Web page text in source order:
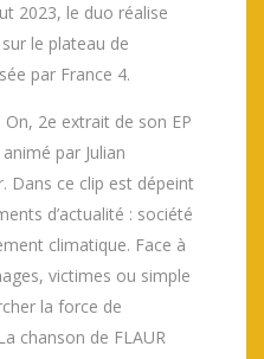
2023, le duo réalise
le plateau de
par France 4.
2e extrait de son EP
par Julian
Dans ce clip est dépeint
d’actualité : société
climatique. Face à
victimes ou simple
la force de
chanson de FLAUR